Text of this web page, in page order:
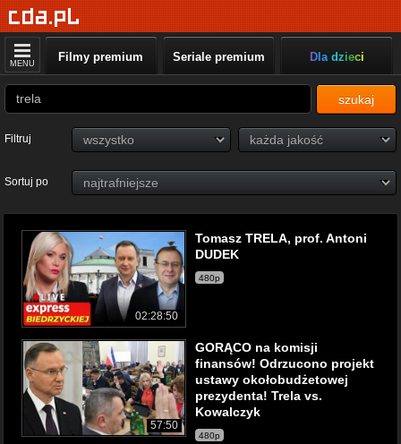
MENU Filmy premium Seriale premium Dla dzieci
szukaj
Filtruj
Sortuj po
02:28:50
Tomasz TRELA, prof. Antoni
DUDEK
480p
57:50
GORĄCO na komisji
finansów! Odrzucono projekt
ustawy okołobudżetowej
prezydenta! Trela vs.
Kowalczyk
480p